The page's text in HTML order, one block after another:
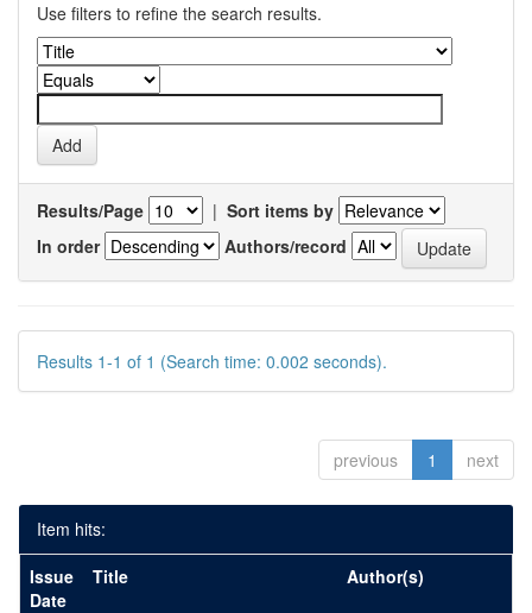
Use filters to refine the search results.
Results/Page | Sort items by
In order
Authors/record
Results 1-1 of 1 (Search time: 0.002 seconds).
previous 1 next
Item hits:
Issue
Date
Title Author(s)